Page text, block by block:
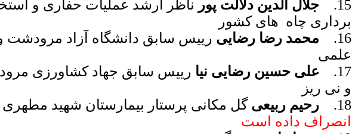
15.
جلال الدین دلالت پور ناظر ارشد عملیات حفاری و
برداری چاه های کشور
16.
محمد رضا رضایی رییس سابق دانشگاه آزاد مرودشت
علمی
17.
علی حسین رضایی نیا رییس سابق جهاد کشاورزی
و نی ریز
18.
رحیم ربیعیگل مکانی پرستار بیمارستان شهید
انصراف داده است